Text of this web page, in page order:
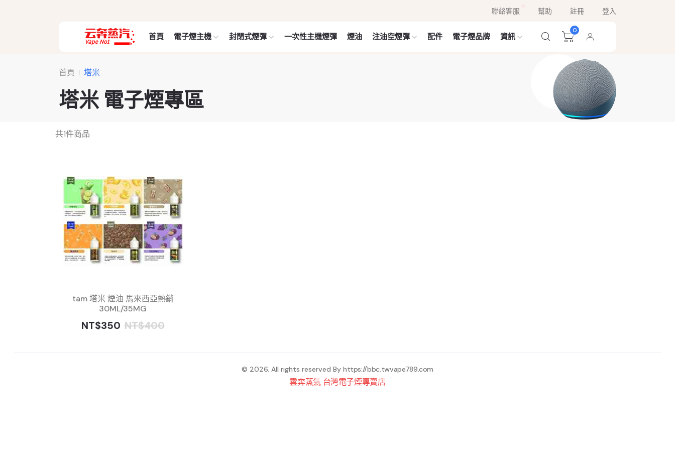
聯絡客服 幫助 註冊 登入
首頁 電子煙主機 封閉式煙彈 一次性主機煙彈 煙油 注油空煙彈 配件 電子煙品牌 資訊
0
首頁 塔米
塔米 電子煙專區
共1件商品
tam 塔米 煙油 馬來西亞熱銷
30ML/35MG
NT$350 NT$400
© 2026. All rights reserved By https://bbc.twvape789.com
雲奔蒸氣 台灣電子煙專賣店